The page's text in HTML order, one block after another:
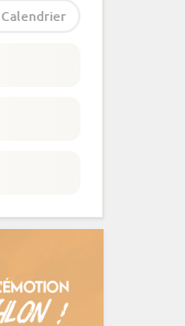
Calendrier